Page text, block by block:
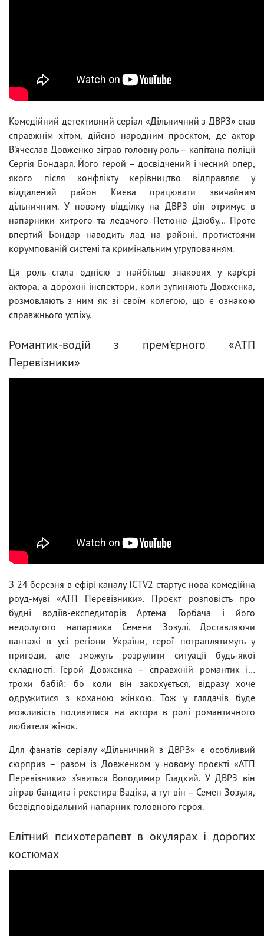
Комедійний детективний серіал «Дільничний з ДВРЗ» став
справжнім хітом, дійсно народним проєктом, де актор
В'ячеслав Довженко зіграв головну роль – капітана поліції
Сергія Бондаря. Його герой – досвідчений і чесний опер,
якого після конфлікту керівництво відправляє у
віддалений район Києва працювати звичайним
дільничним. У новому відділку на ДВРЗ він отримує в
напарники хитрого та ледачого Петюню Дзюбу… Проте
впертий Бондар наводить лад на районі, протистоячи
корумпованій системі та кримінальним угрупованням.
Ця роль стала однією з найбільш знакових у кар'єрі
актора, а дорожні інспектори, коли зупиняють Довженка,
розмовляють з ним як зі своїм колегою, що є ознакою
справжнього успіху.
Романтик-водій з прем’єрного «АТП
Перевізники»
З 24 березня в ефірі каналу ICTV2 стартує нова комедійна
роуд-муві «АТП Перевізники». Проєкт розповість про
будні водіїв-експедиторів Артема Горбача і його
недолугого напарника Семена Зозулі. Доставляючи
вантажі в усі регіони України, герої потраплятимуть у
пригоди, але зможуть розрулити ситуації будь-якої
складності. Герой Довженка – справжній романтик і…
трохи бабій: бо коли він закохується, відразу хоче
одружитися з коханою жінкою. Тож у глядачів буде
можливість подивитися на актора в ролі романтичного
любителя жінок.
Для фанатів серіалу «Дільничний з ДВРЗ» є особливий
сюрприз – разом із Довженком у новому проєкті «АТП
Перевізники» з’явиться Володимир Гладкий. У ДВРЗ він
зіграв бандита і рекетира Вадіка, а тут він – Семен Зозуля,
безвідповідальний напарник головного героя.
Елітний психотерапевт в окулярах і дорогих
костюмах